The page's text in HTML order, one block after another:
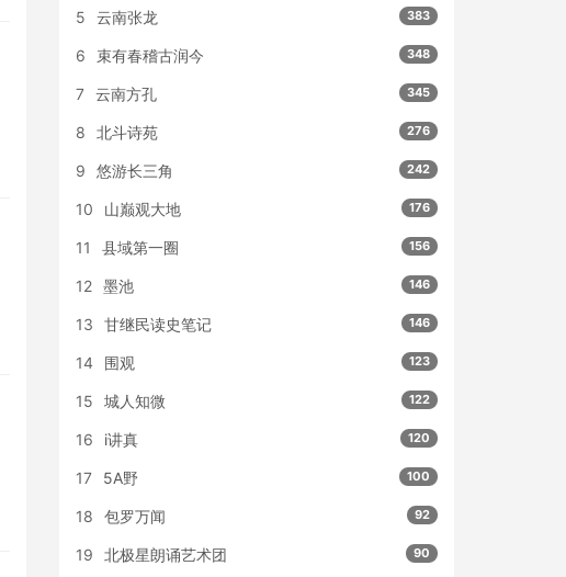
5 云南张龙 383
6 束有春稽古润今 348
7 云南方孔 345
8 北斗诗苑 276
9 悠游长三角 242
10 山巅观大地 176
11 县域第一圈 156
12 墨池 146
13 甘继民读史笔记 146
14 围观 123
15 城人知微 122
16 i讲真 120
17 5A野 100
18 包罗万闻 92
19 北极星朗诵艺术团 90